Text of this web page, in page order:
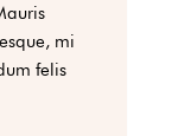
mi
felis